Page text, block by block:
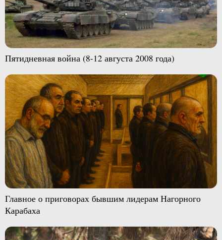
Пятидневная война (8-12 августа 2008 года)
Главное о приговорах бывшим лидерам Нагорного
Карабаха